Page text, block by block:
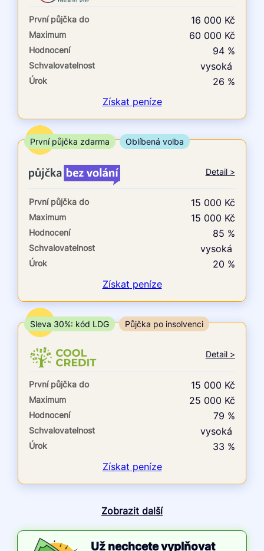
První půjčka zdarma
–
ano
ne
ano
ne
V exekuci
ano
ne
Po insolvenci
ano
V hotovosti
ano
ne
První půjčka do 16 000 Kč
Maximum 60 000 Kč
Hodnocení 94 %
Schvalovatelnost vysoká
Úrok
26 %
Získat peníze
TOP
První půjčka zdarma Oblíbená volba
Detail >
První půjčka do 15 000 Kč
Maximum 15 000 Kč
Hodnocení 85 %
Schvalovatelnost vysoká
Úrok
20 %
Získat peníze
TOP
Sleva 30%: kód LDG Půjčka po insolvenci
Detail >
První půjčka do 15 000 Kč
Maximum 25 000 Kč
Hodnocení 79 %
Schvalovatelnost vysoká
Úrok
33 %
Získat peníze
Zobrazit další
Už nechcete vyplňovat